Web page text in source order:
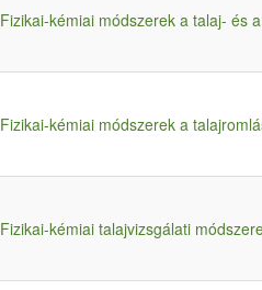
Fizikai-kémiai módszerek a talaj- és
Fizikai-kémiai módszerek a
Fizikai-kémiai talajvizsgálati